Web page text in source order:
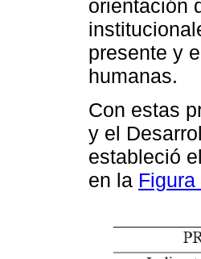
orientación
presente y
humanas.
Con estas
y el
estableció
en la Figura